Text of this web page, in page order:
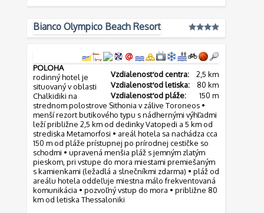
Bianco Olympico Beach Resort
Vzdialenosť od centra:
2,5 km
Vzdialenosť od letiska:
80 km
Vzdialenosť od pláže:
150 m
POLOHA
rodinný hotel je
situovaný v oblasti
Chalkidiki na
strednom polostrove Sithonia v zálive Toroneos •
menší rezort butikového typu s nádhernými výhľadmi
leží približne 2,5 km od dedinky Vatopedi a 5 km od
strediska Metamorfosi • areál hotela sa nachádza cca
150 m od pláže prístupnej po prírodnej cestičke so
schodmi • upravená menšia pláž s jemným zlatým
pieskom, pri vstupe do mora miestami premiešaným
s kamienkami (ležadlá a slnečníkmi zdarma) • pláž od
areálu hotela oddeľuje miestna málo frekventovaná
komunikácia • pozvoľný vstup do mora • približne 80
km od letiska Thessaloniki